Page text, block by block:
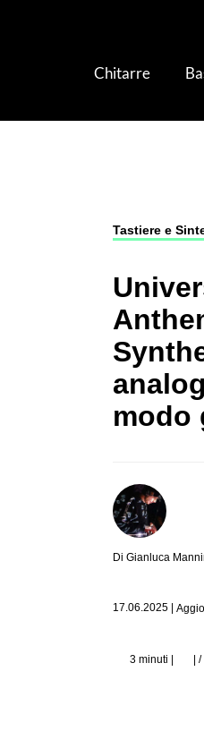
Chitarre
Tastiere e
modo
Di Gianluca
17.06.2025
3 minuti | |